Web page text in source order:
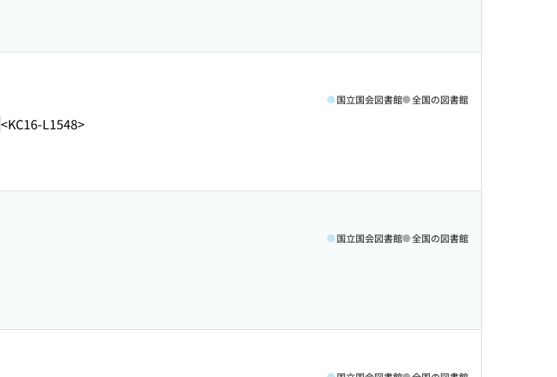
<KC16-L1548>
国立国会図書館 全国の図書館
国立国会図書館 全国の図書館